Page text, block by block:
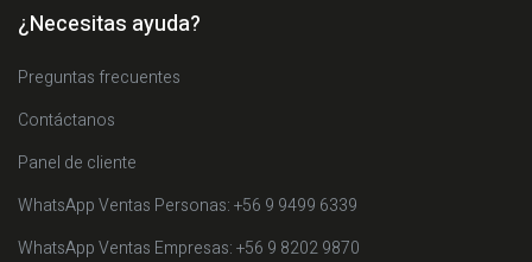
¿Necesitas ayuda?
Preguntas frecuentes
Contáctanos
Panel de cliente
WhatsApp Ventas Personas: +56 9 9499 6339
WhatsApp Ventas Empresas: +56 9 8202 9870